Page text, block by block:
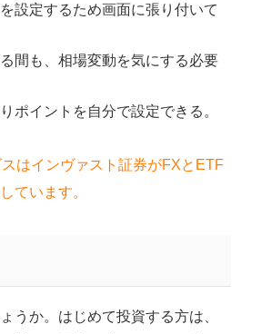
設定するため画面に張り付いて
間も、相場変動を気にする必要
ポイントを自分で設定できる。
はインヴァスト証券がFXとETF
ています。
うか。はじめて投資する方は、